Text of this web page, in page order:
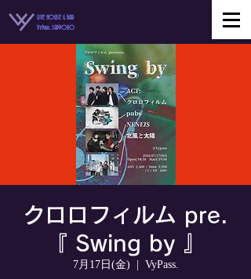
LIVE HOUSE & BAR
VyPass. SAPPORO
クロロフィルム pre.
『 Swing by 』
7月17日(金) VyPass.